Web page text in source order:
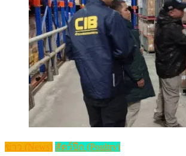
ข่าว (News) สัตว์ปีก (Poultry)